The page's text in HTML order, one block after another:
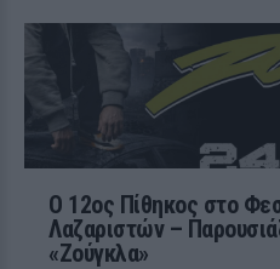
Ο 12ος Πίθηκος στο
Λαζαριστών –
«Ζούγκλα»